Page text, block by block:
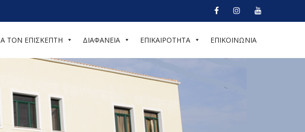
ΤΟΝ ΕΠΙΣΚΕΠΤΗ ΔΙΑΦΑΝΕΙΑ ΕΠΙΚΑΙΡΟΤΗΤΑ ΕΠΙΚΟΙΝΩΝΙΑ